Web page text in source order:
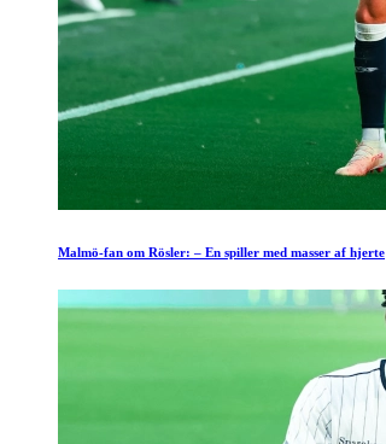
Malmö-fan om Rösler: – En spiller med masser af hjerte